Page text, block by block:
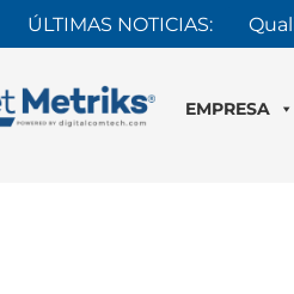
EMPRESA
ÚLTIMAS NOTICIAS: